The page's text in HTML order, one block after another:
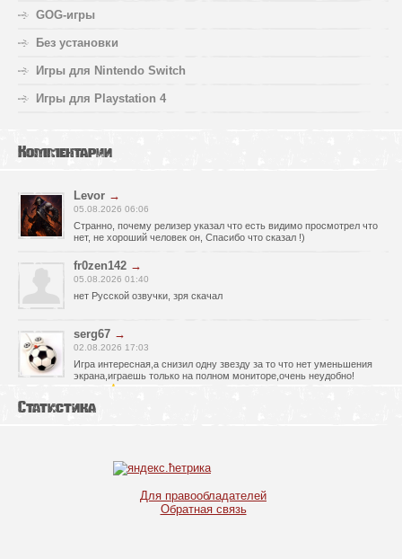
GOG-игры
Без установки
Игры для Nintendo Switch
Игры для Playstation 4
Комментарии
Levor →
05.08.2026 06:06
Странно, почему релизер указал что есть видимо просмотрел что
нет, не хороший человек он, Спасибо что сказал !)
fr0zen142 →
05.08.2026 01:40
нет Русской озвучки, зря скачал
serg67 →
02.08.2026 17:03
Игра интересная,а снизил одну звезду за то что нет уменьшения
экрана,играешь только на полном мониторе,очень неудобно!
испробовал?
30.07.2026 00:43
Статистика
Для правообладателей
Обратная связь